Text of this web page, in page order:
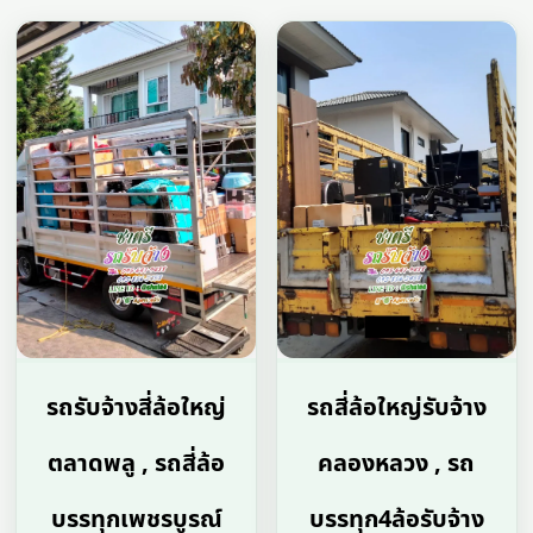
รถรับจ้างสี่ล้อใหญ่
ตลาดพลู , รถสี่ล้อ
บรรทุกเพชรบูรณ์
รถสี่ล้อใหญ่รับจ้าง
คลองหลวง , รถ
บรรทุก4ล้อรับจ้าง